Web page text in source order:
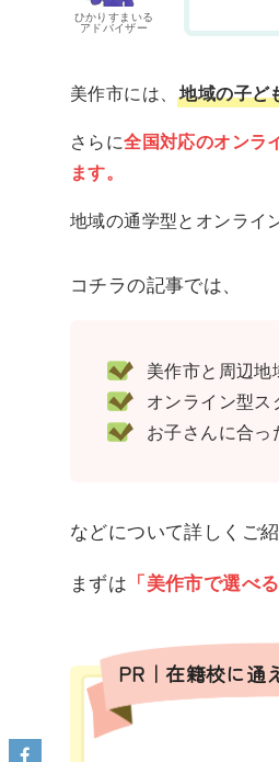
ひかりすまいる
アドバイザー
美作市には、地域の子ど
さらに全国対応のオンラ
ます。
地域の通学型とオンライ
コチラの記事では、
美作市と周辺地
オンライン型
お子さんに合
などについて詳しくご紹
まずは 「美作市で選べ
PR｜在籍校に通